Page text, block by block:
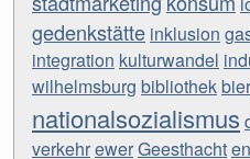
gedenkstätte inklusion
integration kulturwandel
wilhelmsburg bibliothekbier
nationalsozialismus
verkehrewerGeesthacht